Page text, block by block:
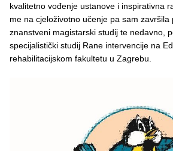
kvalitetno vođenje ustanove i inspirativna
me na cjeloživotno učenje pa sam završila
znanstveni magistarski studij te nedavno,
specijalistički studij Rane intervencije na
rehabilitacijskom fakultetu u Zagrebu.